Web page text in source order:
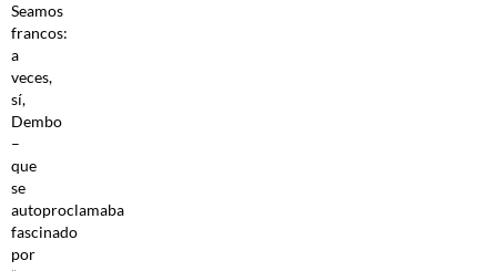
Seamos
francos:
a
veces,
sí,
Dembo
–
que
se
autoproclamaba
fascinado
por